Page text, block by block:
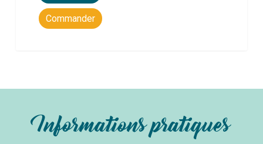
Commander
Informations pratiques